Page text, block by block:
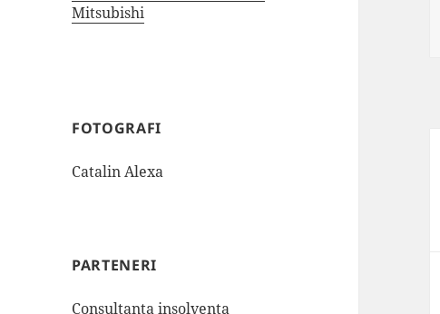
Mitsubishi
FOTOGRAFI
Catalin Alexa
PARTENERI
Consultanta insolventa